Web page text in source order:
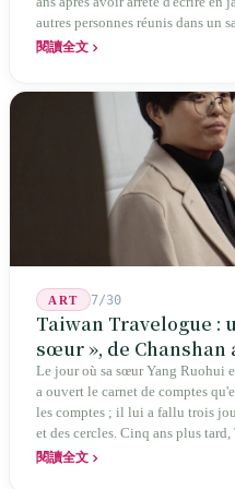
autres personnes réunis dans un
transformaient cette expérience
jusqu'aux manuels scolaires du
閱讀全文
ART 7/30
Taiwan Travelogue
sœur », de
Le jour où sa sœur Yang Ruohui
a ouvert le carnet de comptes
les comptes ; il lui a fallu trois
et des cercles. Cinq ans plus
Chanshan, portait la mention «
閱讀全文